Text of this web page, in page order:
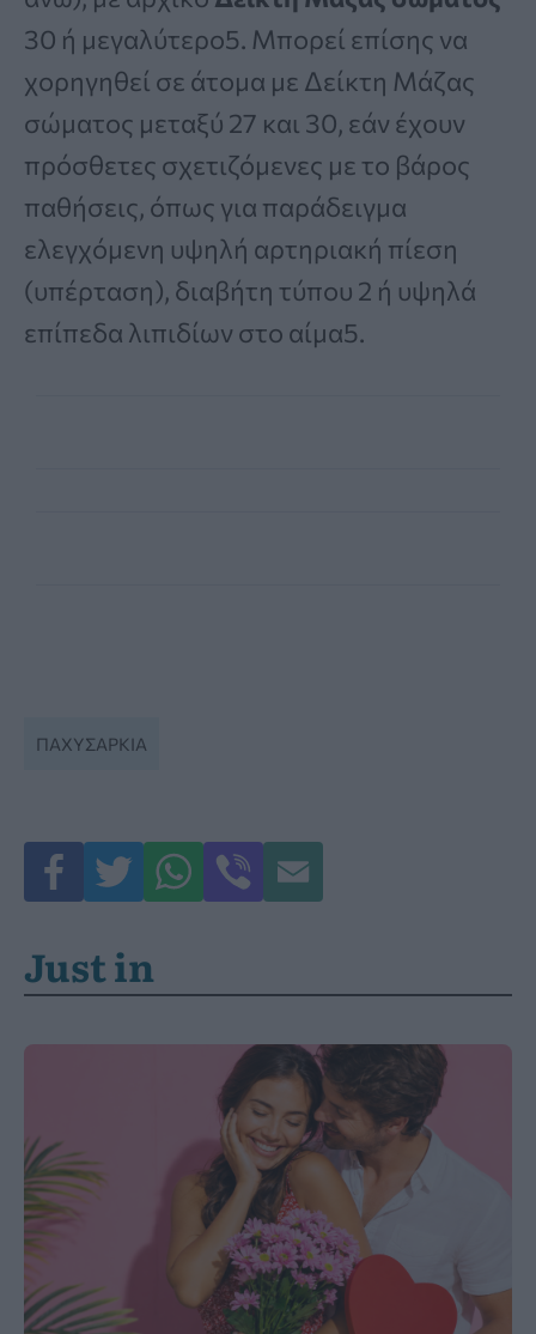
30 ή μεγαλύτερο5. Μπορεί επίσης να
χορηγηθεί σε άτομα με Δείκτη Μάζας
σώματος μεταξύ 27 και 30, εάν έχουν
πρόσθετες σχετιζόμενες με το βάρος
παθήσεις, όπως για παράδειγμα
ελεγχόμενη υψηλή αρτηριακή πίεση
(υπέρταση), διαβήτη τύπου 2 ή υψηλά
επίπεδα λιπιδίων στο αίμα5.
ΠΑΧΥΣΑΡΚΊΑ
Just in